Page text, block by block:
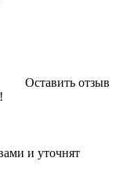
Оставить отзыв
и уточнят